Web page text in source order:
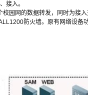
接入。
园网的数据转发，同时为接
防火墙。原有网络设备